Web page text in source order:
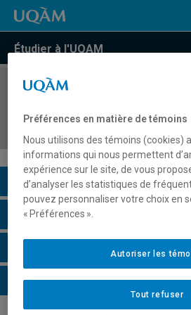
Étudier à l'UQAM
COURS//
restauration
Description du cours
Horaire - Été 2026
Horaire - Automne 2026
Horaire - Hiver 2027
Préférences en matière de témoins
Nous utilisons des témoins (cookies)
informations qui nous permettent
expérience sur le site, de vous
d’analyser les statistiques de
pouvez personnaliser votre choix en
« Préférences ».
Tout refuser
Autoriser les